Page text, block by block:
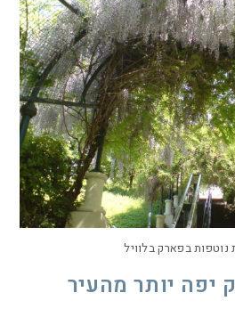
נוטפות בפארק בלוויל
יפה יותר מהעיר